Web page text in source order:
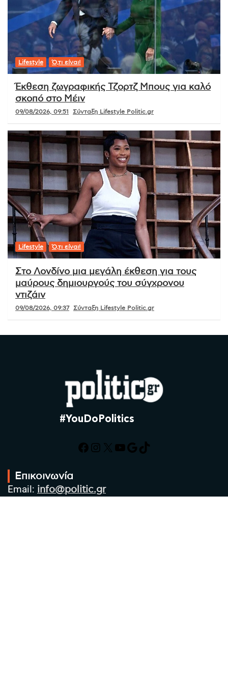
Lifestyle Ό,τι είναι!
Έκθεση ζωγραφικής Τζορτζ Μπους για καλό
σκοπό στο Μέιν
09/08/2026, 09:51 Σύνταξη Lifestyle Politic.gr
Lifestyle Ό,τι είναι!
Στο Λονδίνο μια μεγάλη έκθεση για τους
μαύρους δημιουργούς του σύγχρονου
ντιζάιν
09/08/2026, 09:37 Σύνταξη Lifestyle Politic.gr
#YouDoPolitics
Facebook
Instagram
X YouTube
Google
TikTok
Επικοινωνία
Email: info@politic.gr